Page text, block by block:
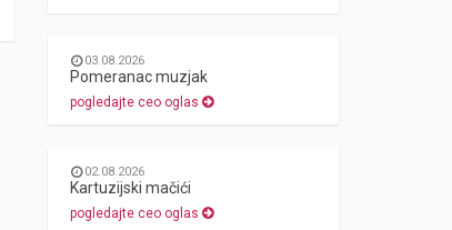
03.08.2026
Pomeranac muzjak
pogledajte ceo oglas
02.08.2026
Kartuzijski mačići
pogledajte ceo oglas